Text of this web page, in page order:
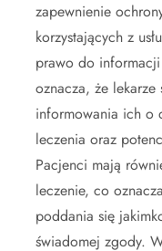
zapewnienie
korzystających z
prawo do
oznacza, że
informowania ich o
leczenia oraz
Pacjenci mają
leczenie, co
poddania się
świadomej zgody.